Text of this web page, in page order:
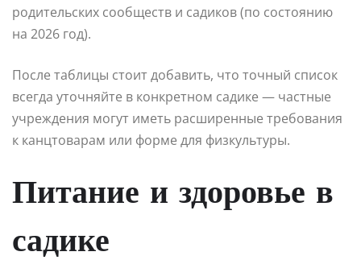
родительских сообществ и садиков (по состоянию
на 2026 год).
После таблицы стоит добавить, что точный список
всегда уточняйте в конкретном садике — частные
учреждения могут иметь расширенные требования
к канцтоварам или форме для физкультуры.
Питание и здоровье в
садике